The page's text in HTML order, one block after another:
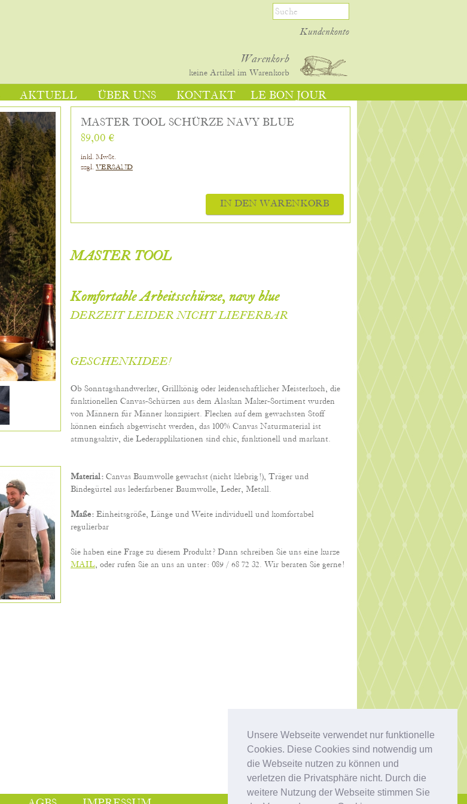
Unsere Webseite verwendet nur funktionelle
Cookies. Diese Cookies sind notwendig um
die Webseite nutzen zu können und
verletzen die Privatsphäre nicht. Durch die
weitere Nutzung der Webseite stimmen Sie
Kundenkonto
Warenkorb
keine Artikel im Warenkorb
AKTUELL ÜBER UNS KONTAKT LE BON JOUR
MASTER TOOL SCHÜRZE NAVY BLUE
89,00 €
inkl. MwSt.
zzgl. VERSAND
IN DEN WARENKORB
MASTER TOOL
Komfortable Arbeitsschürze, navy blue
DERZEIT LEIDER NICHT LIEFERBAR
GESCHENKIDEE!
Ob Sonntagshandwerker, Grillkönig oder leidenschaftlicher Meisterkoch, die
funktionellen Canvas-Schürzen aus dem Alaskan Maker-Sortiment wurden
von Männern für Männer konzipiert. Flecken auf dem gewachsten Stoff
können einfach abgewischt werden, das 100% Canvas Naturmaterial ist
atmungsaktiv, die Lederapplikationen sind chic, funktionell und markant.
Material: Canvas Baumwolle gewachst (nicht klebrig!), Träger und
Bindegürtel aus lederfarbener Baumwolle, Leder, Metall.
Maße: Einheitsgröße, Länge und Weite individuell und komfortabel
regulierbar
Sie haben eine Frage zu diesem Produkt? Dann schreiben Sie uns eine kurze
MAIL, oder rufen Sie an uns an unter: 089 / 68 72 32. Wir beraten Sie gerne!